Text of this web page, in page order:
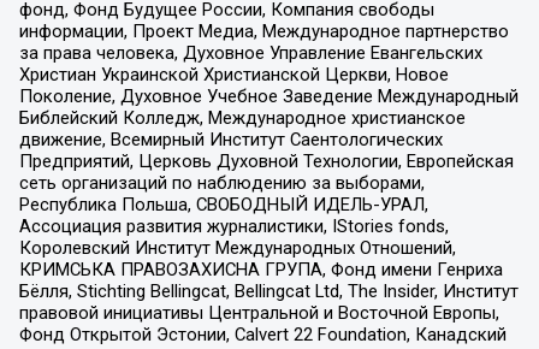
фонд, Фонд Будущее России, Компания свободы
информации, Проект Медиа, Международное партнерство
за права человека, Духовное Управление Евангельских
Христиан Украинской Христианской Церкви, Новое
Поколение, Духовное Учебное Заведение Международный
Библейский Колледж, Международное христианское
движение, Всемирный Институт Саентологических
Предприятий, Церковь Духовной Технологии, Европейская
сеть организаций по наблюдению за выборами,
Республика Польша, СВОБОДНЫЙ ИДЕЛЬ-УРАЛ,
Ассоциация развития журналистики, IStories fonds,
Королевский Институт Международных Отношений,
КРИМСЬКА ПРАВОЗАХИСНА ГРУПА, Фонд имени Генриха
Бёлля, Stichting Bellingcat, Bellingcat Ltd, The Insider, Институт
правовой инициативы Центральной и Восточной Европы,
Фонд Открытой Эстонии, Calvert 22 Foundation, Канадский